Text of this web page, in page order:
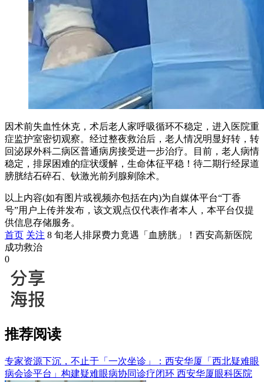
因术前失血性休克，术后老人家呼吸循环不稳定，进入医院重
症监护室密切观察。经过整夜救治后，老人情况明显好转，转
回泌尿外科二病区普通病房接受进一步治疗。目前，老人病情
稳定，排尿困难的症状缓解，生命体征平稳！待二期行经尿道
膀胱结石碎石、钬激光前列腺剜除术。
以上内容(如有图片或视频亦包括在内)为自媒体平台“丁香
号”用户上传并发布，该文观点仅代表作者本人，本平台仅提
供信息存储服务。
首页 关注 8 旬老人排尿费力竟遇「血膀胱」！西安高新医院
成功救治
0
推荐阅读
专家资源下沉，不止于「一次坐诊」：西安华厦「西北疑难眼
病会诊平台」构建疑难眼病协同诊疗闭环 西安华厦眼科医院